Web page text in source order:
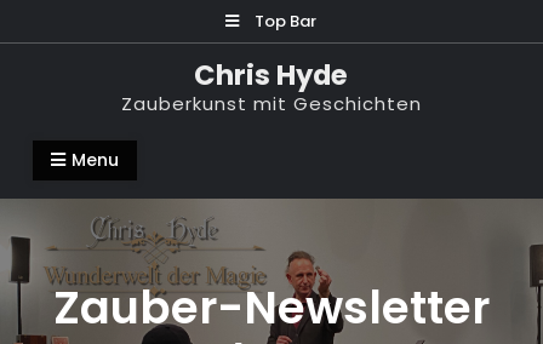
to
Top Bar
Chris Hyde
Zauberkunst mit Geschichten
Menu
Zauber-Newsletter